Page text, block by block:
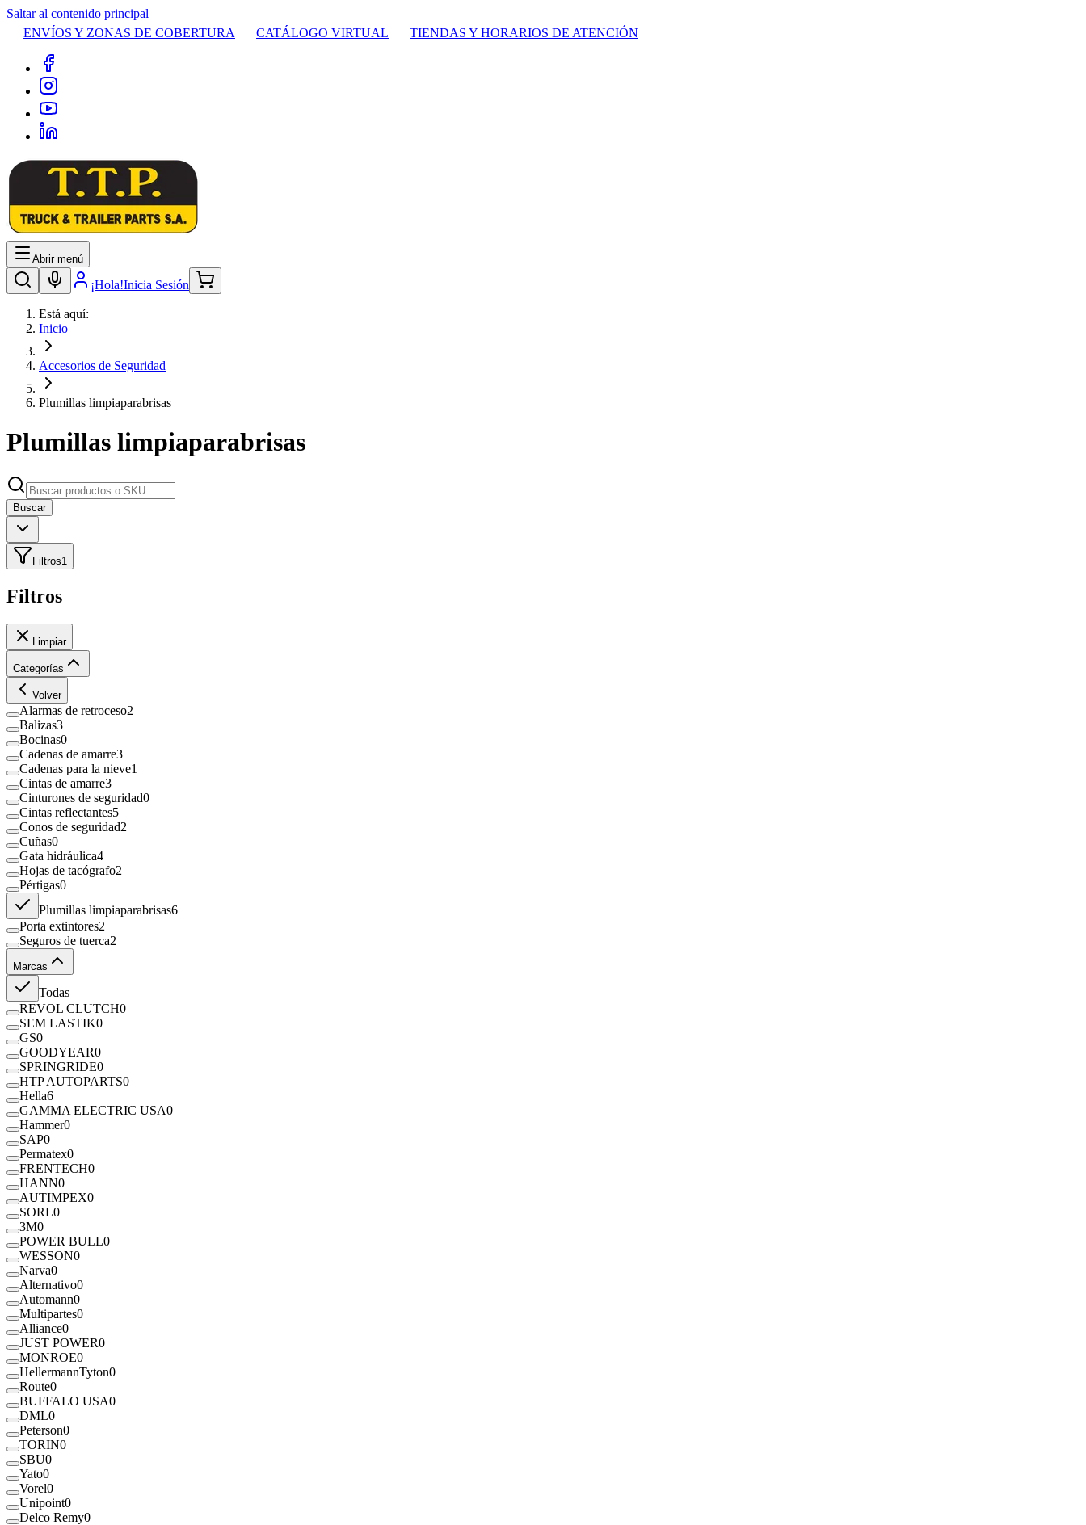
Saltar al contenido principal
ENVÍOS Y ZONAS DE COBERTURA
CATÁLOGO VIRTUAL TIENDAS Y HORARIOS DE ATENCIÓN
Abrir menú
¡Hola!Inicia Sesión
Está aquí:
Inicio
Accesorios de Seguridad
Plumillas limpiaparabrisas
Plumillas limpiaparabrisas
Buscar
Filtros1
Filtros
Limpiar
Categorías
Volver
Alarmas de retroceso2
Balizas3
Bocinas0
Cadenas de amarre3
Cadenas para la nieve1
Cintas de amarre3
Cinturones de seguridad0
Cintas reflectantes5
Conos de seguridad2
Cuñas0
Gata hidráulica4
Hojas de tacógrafo2
Pértigas0
Plumillas limpiaparabrisas6
Porta extintores2
Seguros de tuerca2
Marcas
Todas
REVOL CLUTCH0
SEM LASTIK0
GS0
GOODYEAR0
SPRINGRIDE0
HTP AUTOPARTS0
Hella6
GAMMA ELECTRIC USA0
Hammer0
SAP0
Permatex0
FRENTECH0
HANN0
AUTIMPEX0
SORL0
3M0
POWER BULL0
WESSON0
Narva0
Alternativo0
Automann0
Multipartes0
Alliance0
JUST POWER0
MONROE0
HellermannTyton0
Route0
BUFFALO USA0
DML0
Peterson0
TORIN0
SBU0
Yato0
Vorel0
Unipoint0
Delco Remy0